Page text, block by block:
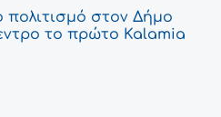
πολιτισμό στον Δήμο
το πρώτο Kalamia